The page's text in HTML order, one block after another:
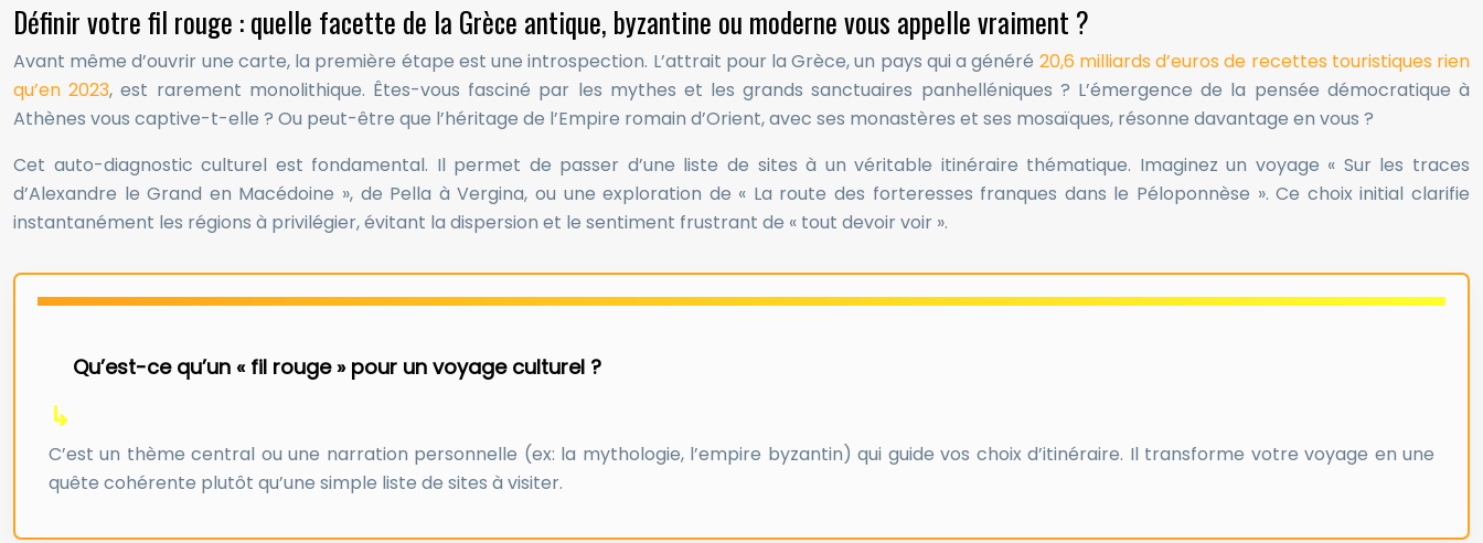
Définir votre fil rouge : quelle facette de la Grèce antique, byzantine ou moderne vous appelle vraiment ?
Avant même d’ouvrir une carte, la première étape est une introspection. L’attrait pour la Grèce, un pays qui a généré 20,6 milliards d’euros de recettes touristiques rien
qu’en 2023, est rarement monolithique. Êtes-vous fasciné par les mythes et les grands sanctuaires panhelléniques ? L’émergence de la pensée démocratique à
Athènes vous captive-t-elle ? Ou peut-être que l’héritage de l’Empire romain d’Orient, avec ses monastères et ses mosaïques, résonne davantage en vous ?
Cet auto-diagnostic culturel est fondamental. Il permet de passer d’une liste de sites à un véritable itinéraire thématique. Imaginez un voyage « Sur les traces
d’Alexandre le Grand en Macédoine », de Pella à Vergina, ou une exploration de « La route des forteresses franques dans le Péloponnèse ». Ce choix initial clarifie
instantanément les régions à privilégier, évitant la dispersion et le sentiment frustrant de « tout devoir voir ».
Qu’est-ce qu’un « fil rouge » pour un voyage culturel ?
C’est un thème central ou une narration personnelle (ex: la mythologie, l’empire byzantin) qui guide vos choix d’itinéraire. Il transforme votre voyage en une
quête cohérente plutôt qu’une simple liste de sites à visiter.